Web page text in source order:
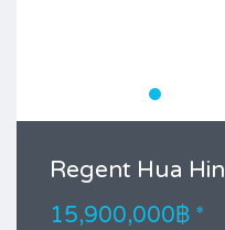
Regent Hua Hin
15,900,000฿ *